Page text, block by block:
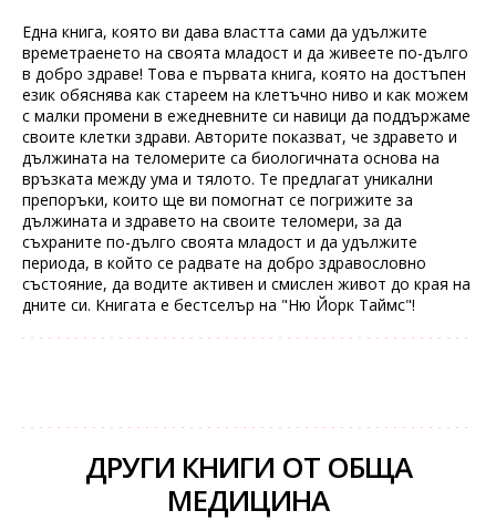
Една книга, която ви дава властта сами да удължите
времетраенето на своята младост и да живеете по-дълго
в добро здраве! Това е първата книга, която на достъпен
език обяснява как стареем на клетъчно ниво и как можем
с малки промени в ежедневните си навици да поддържаме
своите клетки здрави. Авторите показват, че здравето и
дължината на теломерите са биологичната основа на
връзката между ума и тялото. Те предлагат уникални
препоръки, които ще ви помогнат се погрижите за
дължината и здравето на своите теломери, за да
съхраните по-дълго своята младост и да удължите
периода, в който се радвате на добро здравословно
състояние, да водите активен и смислен живот до края на
дните си. Книгата е бестселър на "Ню Йорк Таймс"!
ДРУГИ КНИГИ ОТ ОБЩА
МЕДИЦИНА